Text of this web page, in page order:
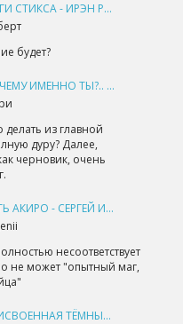
БОГИ СТИКСА - ИРЭН РУДКЕВИЧ
будет?
ПОЧЕМУ ИМЕННО ТЫ?.. КНИГА 1 - ЕКАТЕРИНА ЮДИНА
из главной
дуру? Далее,
черновик, очень
ПУТЬ АКИРО - СЕРГЕЙ ИЗМАЙЛОВ
несоответствует
не может "опытный маг,
ПРИСВОЕННАЯ ТЁМНЫМ. ПРОКЛЯТАЯ ЛЮБОВЬ - АННА ГЕРР